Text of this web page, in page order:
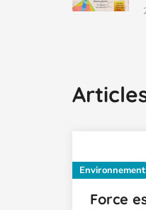
Environnement
Force